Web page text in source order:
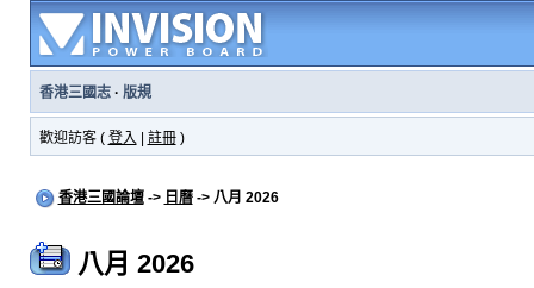
香港三國志· 版規
歡迎訪客 ( 登入 註冊)
香港三國論壇-> 日曆-> 八月 2026
八月 2026